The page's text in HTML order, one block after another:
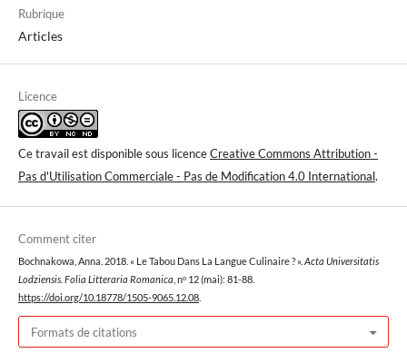
Rubrique
Articles
Licence
Ce travail est disponible sous licenceCreative Commons Attribution -
Pas d'Utilisation Commerciale - Pas de Modification 4.0 International.
Comment citer
Bochnakowa, Anna. 2018. « Le Tabou Dans La Langue Culinaire ? ». Acta Universitatis
Lodziensis. Folia Litteraria Romanica , nᵒ 12 (mai): 81-88.
https://doi.org/10.18778/1505-9065.12.08
Formats de citations